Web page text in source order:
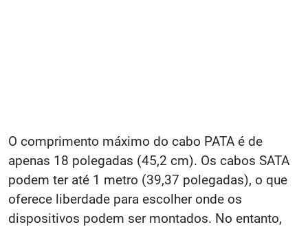
O comprimento máximo do cabo PATA é de
apenas 18 polegadas (45,2 cm). Os cabos SATA
podem ter até 1 metro (39,37 polegadas), o que
oferece liberdade para escolher onde os
dispositivos podem ser montados. No entanto,